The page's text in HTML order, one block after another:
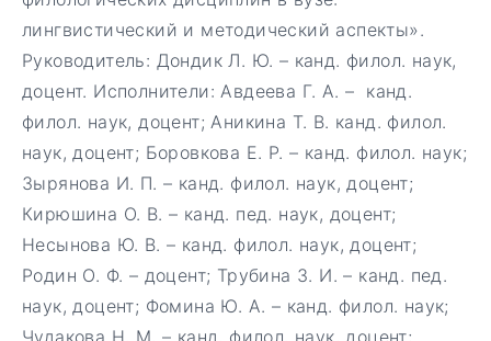
лингвистический и методический аспекты».
Руководитель: Дондик Л. Ю. – канд. филол. наук,
доцент. Исполнители: Авдеева Г. А. – канд.
филол. наук, доцент; Аникина Т. В. канд. филол.
наук, доцент; Боровкова Е. Р. – канд. филол. наук;
Зырянова И. П. – канд. филол. наук, доцент;
Кирюшина О. В. – канд. пед. наук, доцент;
Несынова Ю. В. – канд. филол. наук, доцент;
Родин О. Ф. – доцент; Трубина З. И. – канд. пед.
наук, доцент; Фомина Ю. А. – канд. филол. наук;
Чудакова Н. М. – канд. филол. наук, доцент;